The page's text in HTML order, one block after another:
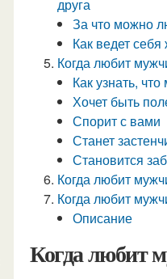
друга
За что можно
Как ведет
Когда любит
Как узнать,
Хочет быть
Спорит с вами
Станет
Становится
Когда любит
Когда любит
Описание
Когда любит